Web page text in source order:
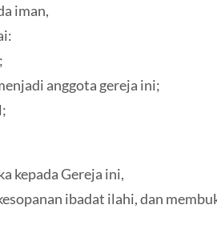
iman,
anggota gereja ini;
kepada Gereja ini,
ibadat ilahi, dan